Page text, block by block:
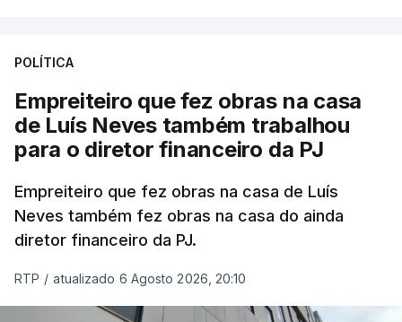
POLÍTICA
Empreiteiro que fez obras na casa
de Luís Neves também trabalhou
para o diretor financeiro da PJ
Empreiteiro que fez obras na casa de Luís
Neves também fez obras na casa do ainda
diretor financeiro da PJ.
RTP / atualizado 6 Agosto 2026, 20:10